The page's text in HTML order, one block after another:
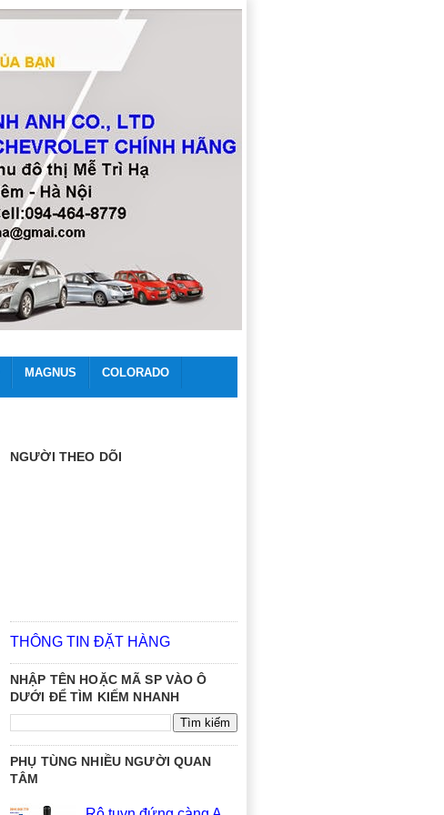
MAGNUS COLORADO
NGƯỜI THEO DÕI
THÔNG TIN ĐẶT HÀNG
NHẬP TÊN HOẶC MÃ SP VÀO Ô
DƯỚI ĐỂ TÌM KIẾM NHANH
PHỤ TÙNG NHIỀU NGƯỜI QUAN
TÂM